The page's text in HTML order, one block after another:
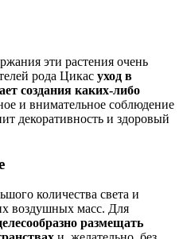
эти растения очень
рода Цикас уход в
создания каких-либо
и внимательное соблюдение
декоративность и здоровый
количества света и
воздушных масс. Для
размещать